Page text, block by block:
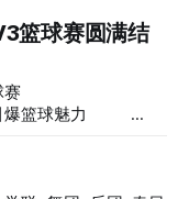
权益，或是领略更高
非盈利的学生学者社
总领馆、布伦瑞克地
维护布伦瑞克地区中
瑞克中国节将在布伦
，赞助商和志愿者。
。 （一）节
篮球赛圆满结
伦瑞克大学体育中
区的12支队伍，采用